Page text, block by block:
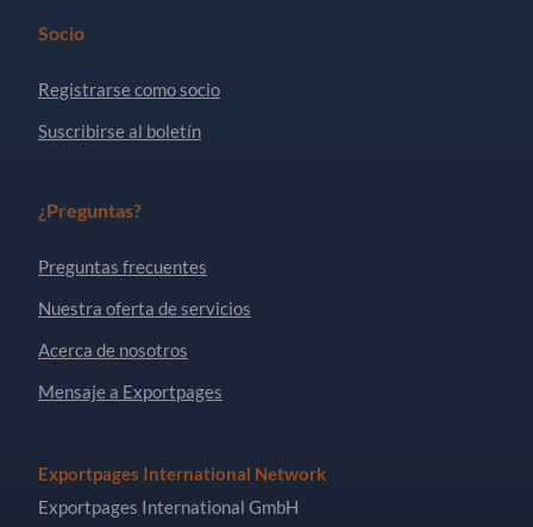
Socio
Registrarse como socio
Suscribirse al boletín
¿Preguntas?
Preguntas frecuentes
Nuestra oferta de servicios
Acerca de nosotros
Mensaje a Exportpages
Exportpages International Network
Exportpages International GmbH